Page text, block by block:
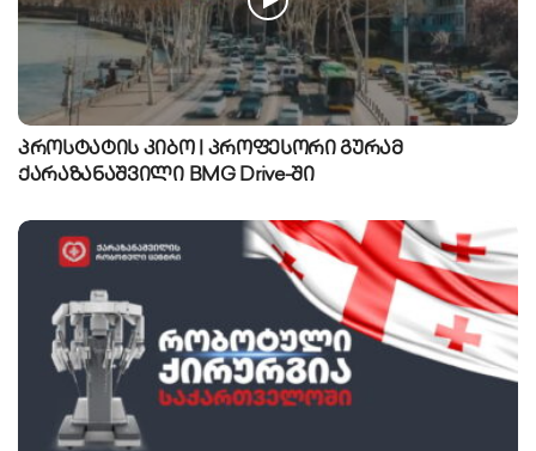
პროსტატის კიბო | პროფესორი გურამ
ქარაზანაშვილი BMG Drive-ში